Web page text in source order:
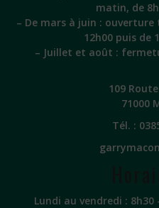
matin, de
– De mars à juin :
12h00 puis de
– Juillet et août :
109
71000
Tél. :
Lundi au vendredi : 8h30